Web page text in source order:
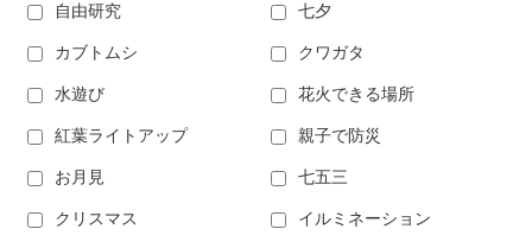
自由研究 七夕
カブトムシ クワガタ
水遊び 花火できる場所
紅葉ライトアップ 親子で防災
お月見 七五三
クリスマス イルミネーション